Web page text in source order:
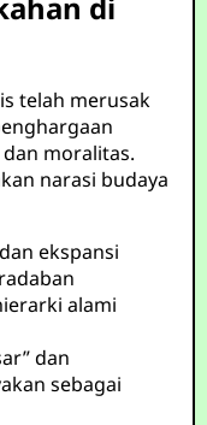
telah merusak
moralitas.
narasi budaya
ekspansi
alami
dan
sebagai